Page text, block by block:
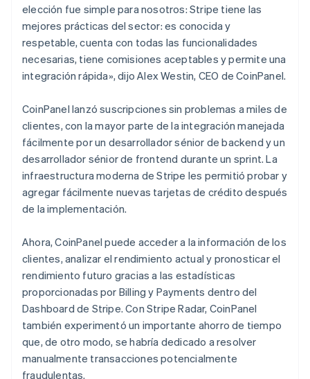
elección fue simple para nosotros: Stripe tiene las
mejores prácticas del sector: es conocida y
respetable, cuenta con todas las funcionalidades
necesarias, tiene comisiones aceptables y permite una
integración rápida», dijo Alex Westin, CEO de CoinPanel.
CoinPanel lanzó suscripciones sin problemas a miles de
clientes, con la mayor parte de la integración manejada
fácilmente por un desarrollador sénior de backend y un
desarrollador sénior de frontend durante un sprint. La
infraestructura moderna de Stripe les permitió probar y
agregar fácilmente nuevas tarjetas de crédito después
de la implementación.
Ahora, CoinPanel puede acceder a la información de los
clientes, analizar el rendimiento actual y pronosticar el
rendimiento futuro gracias a las estadísticas
proporcionadas por Billing y Payments dentro del
Dashboard de Stripe. Con Stripe Radar, CoinPanel
también experimentó un importante ahorro de tiempo
que, de otro modo, se habría dedicado a resolver
manualmente transacciones potencialmente
fraudulentas.